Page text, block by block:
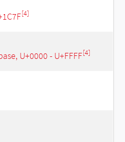
[4]
U+0000 - U+FFFF[4]